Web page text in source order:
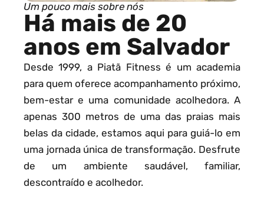
Um pouco mais sobre nós
Há mais de 20
anos em Salvador
Desde 1999, a Piatã Fitness é um academia
para quem oferece acompanhamento próximo,
bem-estar e uma comunidade acolhedora. A
apenas 300 metros de uma das praias mais
belas da cidade, estamos aqui para guiá-lo em
uma jornada única de transformação. Desfrute
de um ambiente saudável, familiar,
descontraído e acolhedor.